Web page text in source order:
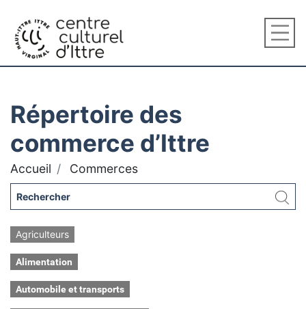
Répertoire des
commerce d’Ittre
Accueil Commerces
Agriculteurs
Alimentation
Automobile et transports